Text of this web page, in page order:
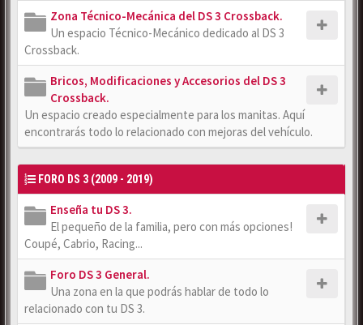
Zona Técnico-Mecánica del DS 3 Crossback.
Un espacio Técnico-Mecánico dedicado al DS 3
Crossback.
Bricos, Modificaciones y Accesorios del DS 3
Crossback.
Un espacio creado especialmente para los manitas. Aquí
encontrarás todo lo relacionado con mejoras del vehículo.
FORO DS 3 (2009 - 2019)
Enseña tu DS 3.
El pequeño de la familia, pero con más opciones!
Coupé, Cabrio, Racing...
Foro DS 3 General.
Una zona en la que podrás hablar de todo lo
relacionado con tu DS 3.